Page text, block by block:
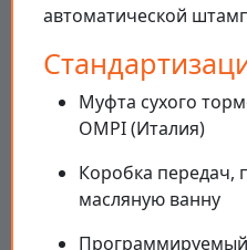
автоматической
Муфта сухого
OMPI (Италия)
Коробка передач,
масляную ванну
Программируемый